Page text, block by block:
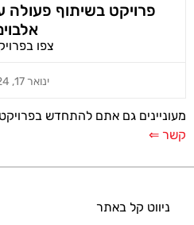
פרויקט בשיתוף פעולה
צפו
ינואר 17, 2024
מעוניינים גם אתם להתחדש
קשר ⇐
ניווט קל באתר